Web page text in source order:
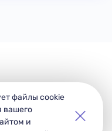
файлы cookie
вашего
и